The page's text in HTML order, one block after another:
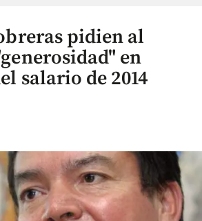
pidien al
en
salario de 2014